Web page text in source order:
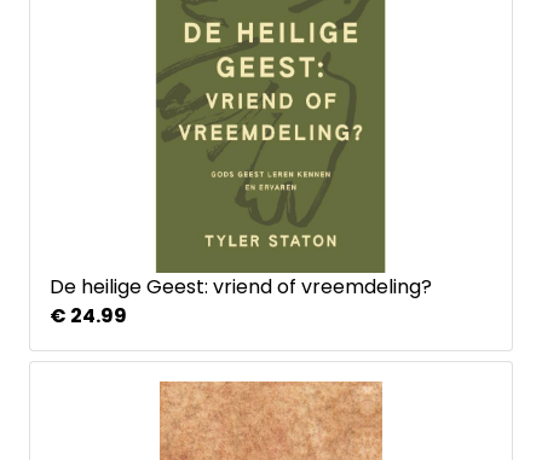
De heilige Geest: vriend of vreemdeling?
€ 24.99